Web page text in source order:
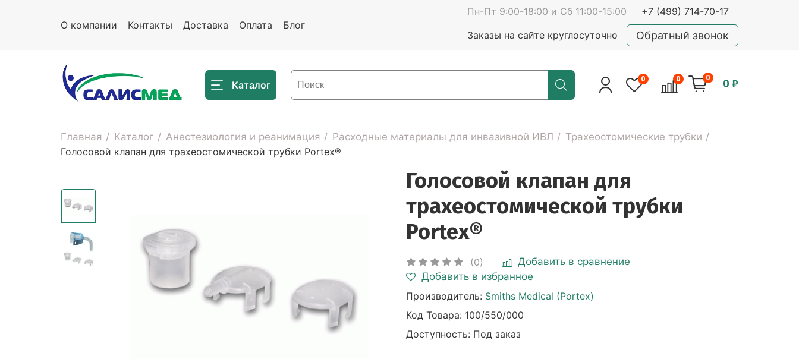
О компании Контакты Доставка Оплата Блог
Пн-Пт 9:00-18:00 и Сб 11:00-15:00 +7 (499) 714-70-17
Заказы на сайте круглосуточно Обратный звонок
Каталог 0 0 0 0 ₽
Главная Каталог Анестезиология и реанимация Расходные материалы для инвазивной ИВЛ
Трахеостомические трубки
Голосовой клапан для трахеостомической трубки Portex®
Голосовой клапан для
трахеостомической трубки
Portex®
(0)
Добавить в сравнение
Добавить в избранное
Производитель: Smiths Medical (Portex)
Код Товара: 100/550/000
Доступность: Под заказ